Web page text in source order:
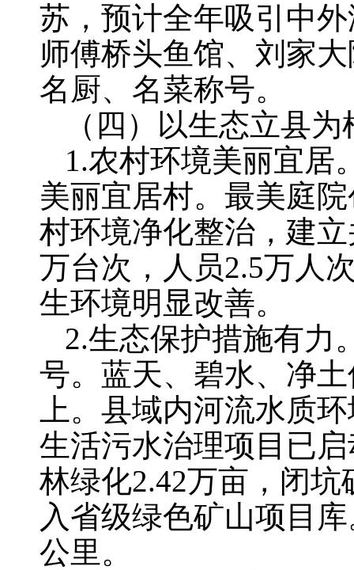
苏，预计全年吸引中
师傅桥头鱼馆、刘家
名厨、名菜称号。
（四）以生态立县
1.农村环境美丽宜居
美丽宜居村。最美庭
村环境净化整治，建
万台次，人员2.5万人
生环境明显改善。
2.生态保护措施有力
号。蓝天、碧水、净
上。县域内河流水质
生活污水治理项目已
林绿化2.42万亩，闭
入省级绿色矿山项目
公里。